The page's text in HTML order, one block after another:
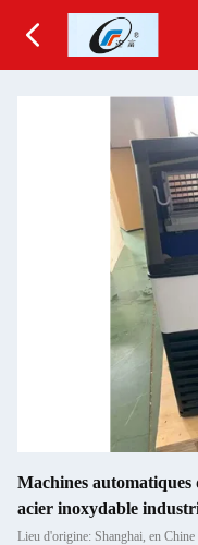
Machines automatiques
acier inoxydable
Lieu d'origine: Shanghai, en Chine